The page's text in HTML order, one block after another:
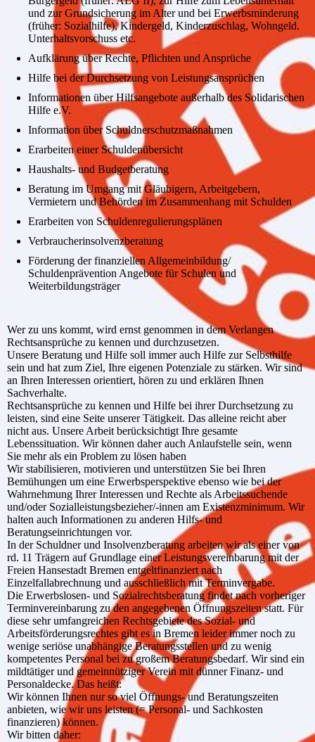
und zur Grundsicherung im Alter und bei Erwerbsminderung
(früher: Sozialhilfe), Kindergeld, Kinderzuschlag, Wohngeld.
Unterhaltsvorschuss etc.
Aufklärung über Rechte, Pflichten und Ansprüche
Hilfe bei der Durchsetzung von Leistungsansprüchen
Informationen über Hilfsangebote außerhalb des Solidarischen
Hilfe e.V.
Information über Schuldnerschutzmaßnahmen
Erarbeiten einer Schuldenübersicht
Haushalts- und Budgetberatung
Beratung im Umgang mit Gläubigern, Arbeitgebern,
Vermietern und Behörden im Zusammenhang mit Schulden
Erarbeiten von Schuldenregulierungsplänen
Verbraucherinsolvenzberatung
Förderung der finanziellen Allgemeinbildung/
Schuldenprävention Angebote für Schulen und
Weiterbildungsträger
Wer zu uns kommt, wird ernst genommen in dem Verlangen
Rechtsansprüche zu kennen und durchzusetzen.
Unsere Beratung und Hilfe soll immer auch Hilfe zur Selbsthilfe
sein und hat zum Ziel, Ihre eigenen Potenziale zu stärken. Wir sind
an Ihren Interessen orientiert, hören zu und erklären Ihnen
Sachverhalte.
Rechtsansprüche zu kennen und Hilfe bei ihrer Durchsetzung zu
leisten, sind eine Seite unserer Tätigkeit. Das alleine reicht aber
nicht aus. Unsere Arbeit berücksichtigt Ihre gesamte
Lebenssituation. Wir können daher auch Anlaufstelle sein, wenn
Sie mehr als ein Problem zu lösen haben
Wir stabilisieren, motivieren und unterstützen Sie bei Ihren
Bemühungen um eine Erwerbsperspektive ebenso wie bei der
Wahrnehmung Ihrer Interessen und Rechte als Arbeitssuchende
und/oder Sozialleistungsbezieher/-innen am Existenzminimum. Wir
halten auch Informationen zu anderen Hilfs- und
Beratungseinrichtungen vor.
In der Schuldner und Insolvenzberatung arbeiten wir als einer von
rd. 11 Trägern auf Grundlage einer Leistungsvereinbarung mit der
Freien Hansestadt Bremen entgeltfinanziert nach
Einzelfallabrechnung und ausschließlich mit Terminvergabe.
Die Erwerbslosen- und Sozialrechtsberatung findet nach vorheriger
Terminvereinbarung zu den angegebenen Öffnungszeiten statt. Für
diese sehr umfangreichen Rechtsgebiete des Sozial- und
Arbeitsförderungsrechtes gibt es in Bremen leider immer noch zu
wenige seriöse unabhängige Beratungsstellen und zu wenig
kompetentes Personal bei zu großem Beratungsbedarf. Wir sind ein
mildtätiger und gemeinnütziger Verein mit dünner Finanz- und
Personaldecke. Das heißt:
Wir können Ihnen nur so viel Öffnungs- und Beratungszeiten
anbieten, wie wir uns leisten (= Personal- und Sachkosten
finanzieren) können.
Wir bitten daher: